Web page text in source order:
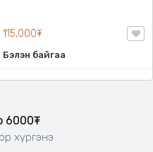
115,000₮
Бэлэн байгаа
6000₮
хүргэнэ